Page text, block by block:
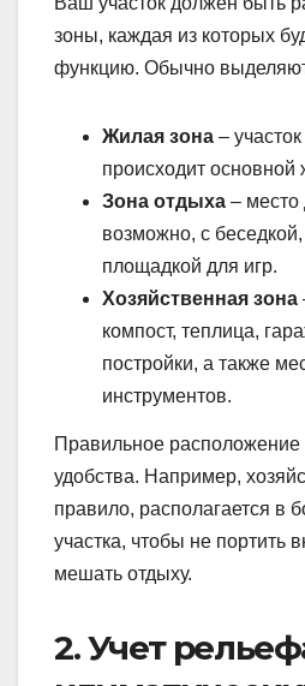
зоны, каждая из которых
функцию. Обычно
Жилая зона –
происходит
Зона отдыха – место
возможно, с
площадкой для игр.
Хозяйственная зона
компост, теплица,
постройки, а также
инструментов.
Правильное расположение
удобства. Например,
правило, располагается в
участка, чтобы не портить
мешать отдыху.
2. Учет